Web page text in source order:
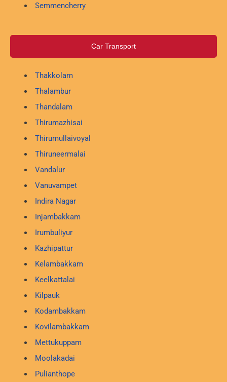
Semmencherry
Car Transport
Thakkolam
Thalambur
Thandalam
Thirumazhisai
Thirumullaivoyal
Thiruneermalai
Vandalur
Vanuvampet
Indira Nagar
Injambakkam
Irumbuliyur
Kazhipattur
Kelambakkam
Keelkattalai
Kilpauk
Kodambakkam
Kovilambakkam
Mettukuppam
Moolakadai
Pulianthope